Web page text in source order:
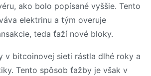
ako bolo popísané vyššie. Tento
elektrinu a tým overuje
teda ťaží nové bloky.
v bitcoinovej sieti rástla dlhé roky a
Tento spôsob ťažby je však v